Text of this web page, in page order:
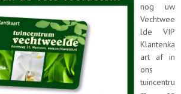
nog uw
Vechtwee
lde VIP
Klantenka
art af in
ons
tuincentru